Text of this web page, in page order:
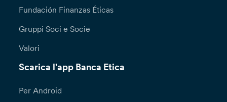
Fundación Finanzas Éticas
Gruppi Soci e Socie
Valori
Scarica l'app Banca Etica
Per Android